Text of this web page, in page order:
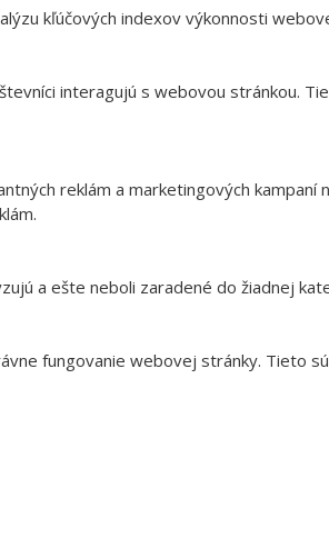
kľúčových indexov výkonnosti
interagujú s webovou stránkou.
reklám a marketingových
a ešte neboli zaradené do žiadnej
fungovanie webovej stránky. Tieto